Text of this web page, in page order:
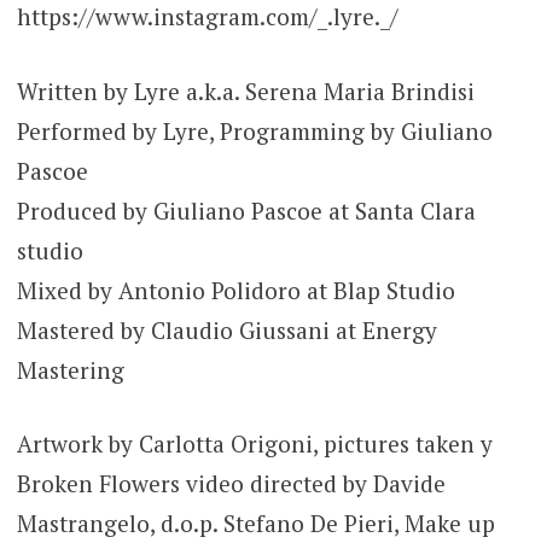
https://www.instagram.com/_.lyre._/
Written by Lyre a.k.a. Serena Maria Brindisi
Performed by Lyre, Programming by Giuliano
Pascoe
Produced by Giuliano Pascoe at Santa Clara
studio
Mixed by Antonio Polidoro at Blap Studio
Mastered by Claudio Giussani at Energy
Mastering
Artwork by Carlotta Origoni, pictures taken y
Broken Flowers video directed by Davide
Mastrangelo, d.o.p. Stefano De Pieri, Make up